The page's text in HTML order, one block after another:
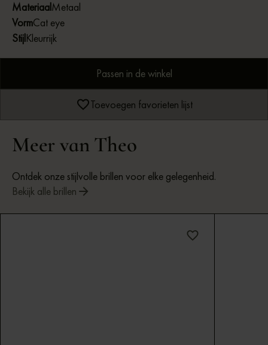
MateriaalMetaal
VormCat eye
StijlKleurrijk
Passen in de winkel
Toevoegen favorieten lijst
Meer van Theo
Ontdek onze stijlvolle brillen voor elke gelegenheid.
Bekijk alle brillen